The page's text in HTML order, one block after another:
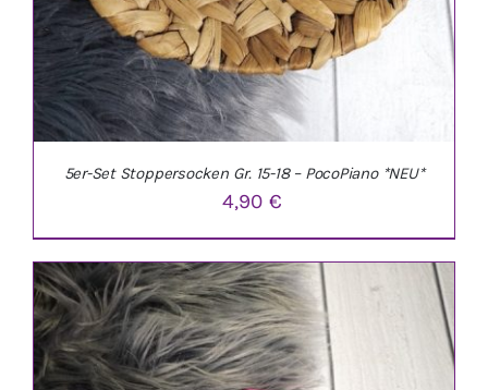
5er-Set Stoppersocken Gr. 15-18 – PocoPiano *NEU*
4,90€